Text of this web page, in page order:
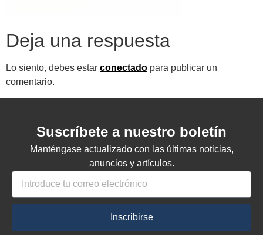
Deja una respuesta
Lo siento, debes estar conectado para publicar un
comentario.
Suscríbete a nuestro boletín
Manténgase actualizado con las últimas noticias,
anuncios y artículos.
Inscribirse